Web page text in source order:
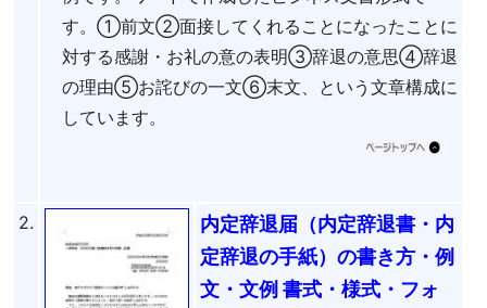
す。①前文②面接してくれることになったことに
対する感謝・お礼の意の表明③辞退の意思④辞退
の理由⑤お詫びの一文⑥末文、という文章構成に
しています。
2.
内定辞退届（内定辞退書・内
定辞退の手紙）の書き方・例
文・文例 書式・様式・フォ